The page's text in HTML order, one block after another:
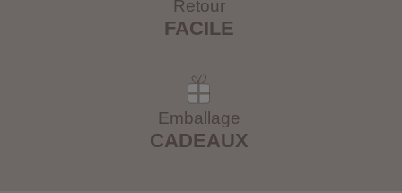
Retour
FACILE
Emballage
CADEAUX